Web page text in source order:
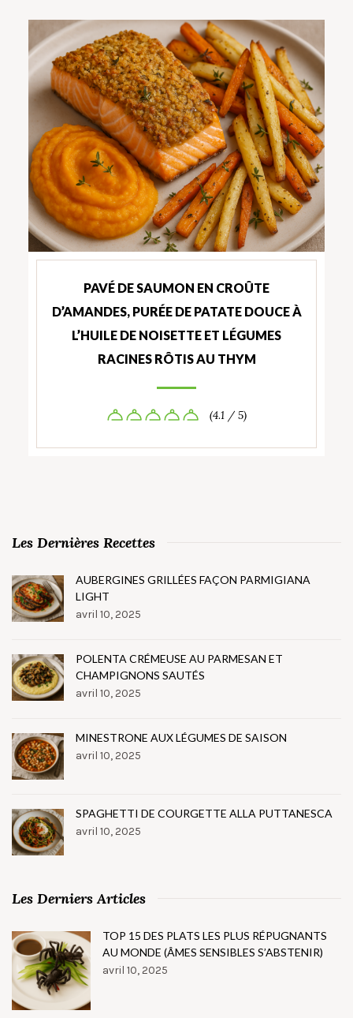
PAVÉ DE SAUMON EN CROÛTE
D’AMANDES, PURÉE DE PATATE DOUCE À
L’HUILE DE NOISETTE ET LÉGUMES
RACINES RÔTIS AU THYM
(4.1 / 5)
Les Dernières Recettes
AUBERGINES GRILLÉES FAÇON PARMIGIANA
LIGHT
avril 10, 2025
POLENTA CRÉMEUSE AU PARMESAN ET
CHAMPIGNONS SAUTÉS
avril 10, 2025
MINESTRONE AUX LÉGUMES DE SAISON
avril 10, 2025
SPAGHETTI DE COURGETTE ALLA PUTTANESCA
avril 10, 2025
Les Derniers Articles
TOP 15 DES PLATS LES PLUS RÉPUGNANTS
AU MONDE (ÂMES SENSIBLES S’ABSTENIR)
avril 10, 2025